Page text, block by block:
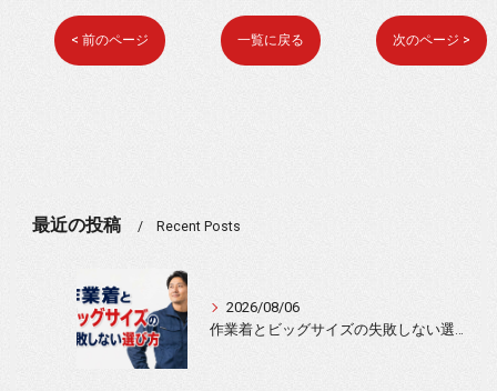
< 前のページ 一覧に戻る 次のページ >
最近の投稿 Recent Posts
2026/08/06